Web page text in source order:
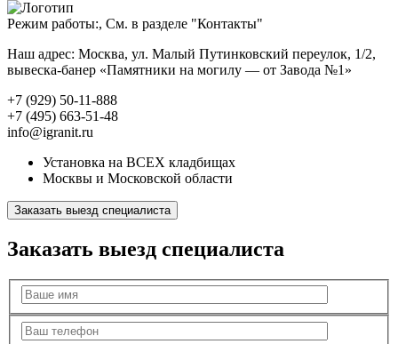
Режим работы:, См. в разделе "Контакты"
Наш адрес: Москва, ул. Малый Путинковский переулок, 1/2,
вывеска-банер «Памятники на могилу — от Завода №1»
+7 (929) 50-11-888
+7 (495) 663-51-48
info@igranit.ru
Установка на ВСЕХ кладбищах
Москвы и Московской области
Заказать выезд специалиста
Заказать выезд специалиста